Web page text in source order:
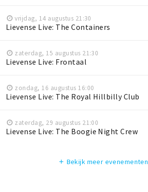
vrijdag, 14 augustus 21:30
Lievense Live: The Containers
zaterdag, 15 augustus 21:30
Lievense Live: Frontaal
zondag, 16 augustus 16:00
Lievense Live: The Royal Hillbilly Club
zaterdag, 29 augustus 21:00
Lievense Live: The Boogie Night Crew
add Bekijk meer evenementen